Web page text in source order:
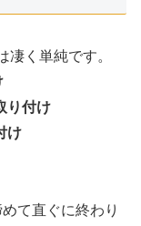
く単純です。
り付け
け
て直ぐに終わり